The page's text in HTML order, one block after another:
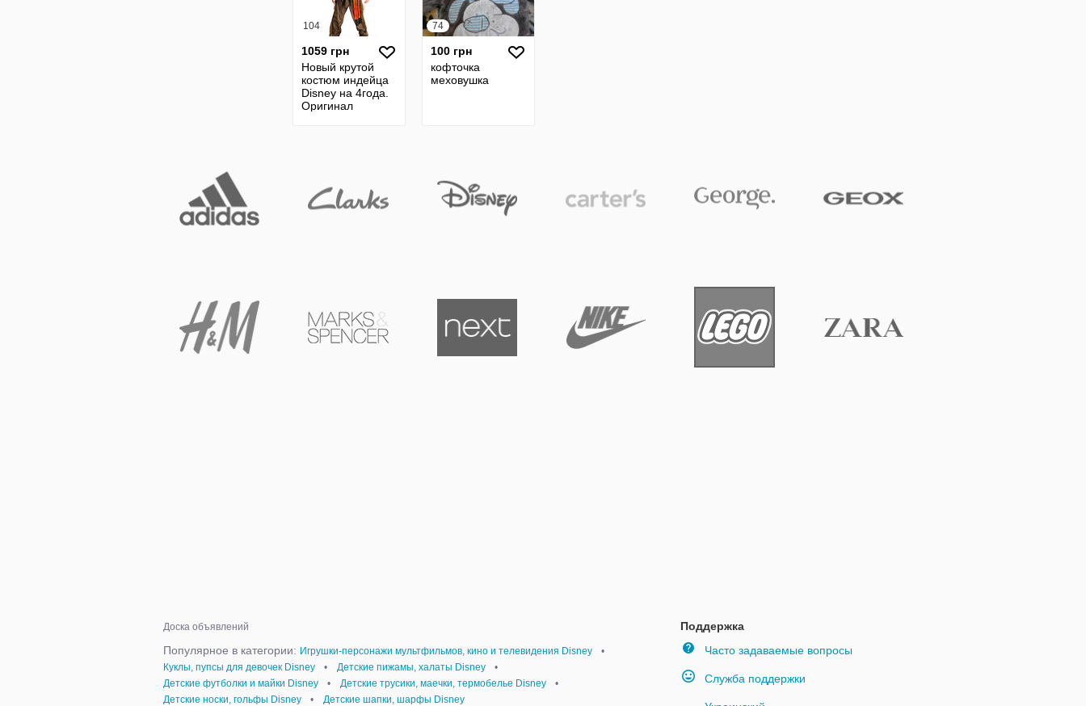
104
1059 грн
Новый крутой
костюм индейца
Disney на 4года.
Оригинал
74
100 грн
кофточка
меховушка
Поддержка
Часто задаваемые вопросы
Служба поддержки
Доска объявлений
Популярное в категории: Игрушки-персонажи мультфильмов, кино и телевидения Disney
•
Куклы, пупсы для девочек Disney
• Детские пижамы, халаты Disney
•
Детские футболки и майки Disney
• Детские трусики, маечки, термобелье Disney
•
Детские носки, гольфы Disney
• Детские шапки, шарфы Disney